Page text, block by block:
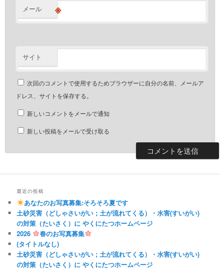
メール ※
サイト
次回のコメントで使用するためブラウザーに自分の名前、メールア
ドレス、サイトを保存する。
新しいコメントをメールで通知
新しい投稿をメールで受け取る
最近の投稿
あなたのお写真募集:そろそろ夏です
土砂災害（どしゃさいがい；土が流れてくる）・水害(すいがい)
の対策（たいさく）に やくにたつホームページ
2026
春のお写真募集
(タイトルなし)
土砂災害（どしゃさいがい；土が流れてくる）・水害(すいがい)
の対策（たいさく）に やくにたつホームページ